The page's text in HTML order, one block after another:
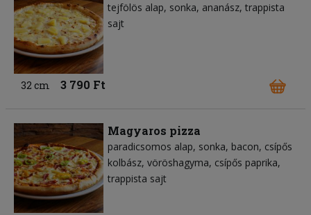
tejfölös alap sonka ananász trappista
sajt
32 cm 3 790 Ft
Magyaros pizza
paradicsomos alap sonka bacon csípős
kolbász vöröshagyma csípős paprika
trappista sajt